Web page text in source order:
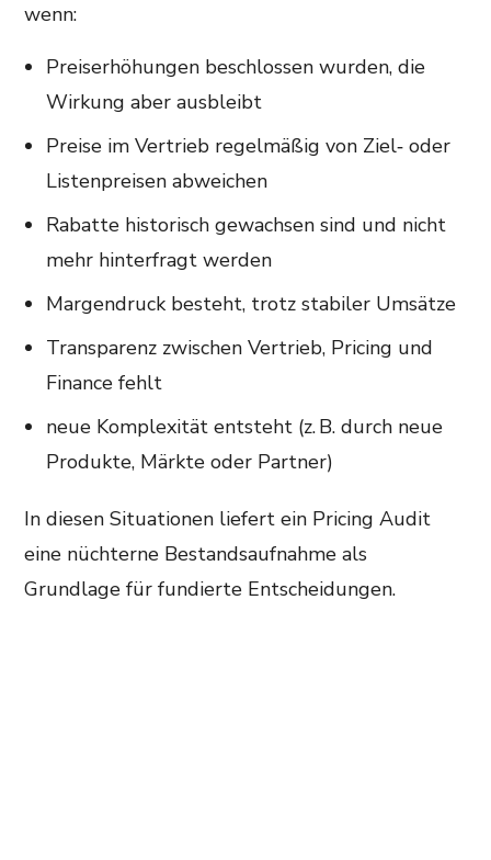
wenn:
Preiserhöhungen beschlossen wurden, die
Wirkung aber ausbleibt
Preise im Vertrieb regelmäßig von Ziel‑ oder
Listenpreisen abweichen
Rabatte historisch gewachsen sind und nicht
mehr hinterfragt werden
Margendruck besteht, trotz stabiler Umsätze
Transparenz zwischen Vertrieb, Pricing und
Finance fehlt
neue Komplexität entsteht (z. B. durch neue
Produkte, Märkte oder Partner)
In diesen Situationen liefert ein Pricing Audit
eine nüchterne Bestandsaufnahme als
Grundlage für fundierte Entscheidungen.